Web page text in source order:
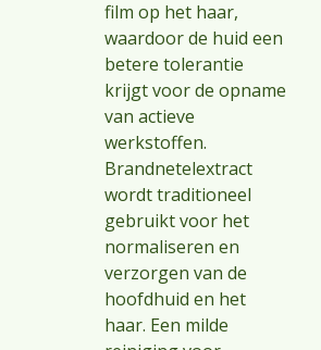
film op het haar,
waardoor de huid een
betere tolerantie
krijgt voor de opname
van actieve
werkstoffen.
Brandnetelextract
wordt traditioneel
gebruikt voor het
normaliseren en
verzorgen van de
hoofdhuid en het
haar. Een milde